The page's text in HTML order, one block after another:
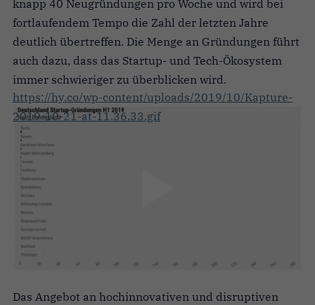
knapp 40 Neugründungen pro Woche und wird bei
fortlaufendem Tempo die Zahl der letzten Jahre
deutlich übertreffen. Die Menge an Gründungen führt
auch dazu, dass das Startup- und Tech-Ökosystem
immer schwieriger zu überblicken wird.
https://hy.co/wp-content/uploads/2019/10/Kapture-
2019-10-21-at-11.36.33.gif
Das Angebot an hochinnovativen und disruptiven